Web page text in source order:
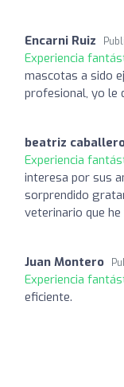
Encarni Ruiz
Experiencia
mascotas a sido
profesional, yo le
beatriz
Experiencia
interesa por sus
sorprendido
veterinario que
Juan Montero
Experiencia
eficiente.